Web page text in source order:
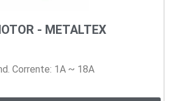
- METALTEX
Corrente: 1A ~ 18A